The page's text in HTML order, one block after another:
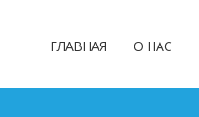
ГЛАВНАЯ О НАС